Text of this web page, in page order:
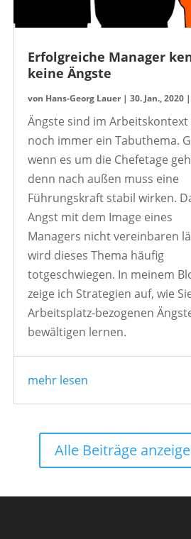
Erfolgreiche Manager
keine Ängste
von Hans-Georg Lauer| 30. Jan., 2020|
Ängste sind im Arbeitskontext
noch immer ein Tabuthema.
wenn es um die Chefetage
denn nach außen muss eine
Führungskraft stabil wirken.
Angst mit dem Image eines
Managers nicht vereinbaren
wird dieses Thema häufig
totgeschwiegen. In meinem
zeige ich Strategien auf, wie
Arbeitsplatz-bezogenen
bewältigen lernen.
mehr lesen
Alle Beiträge